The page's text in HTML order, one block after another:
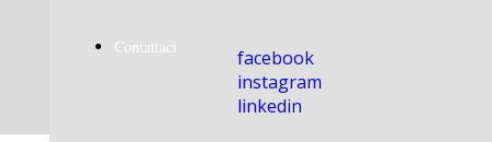
Contattaci
facebook
instagram
linkedin